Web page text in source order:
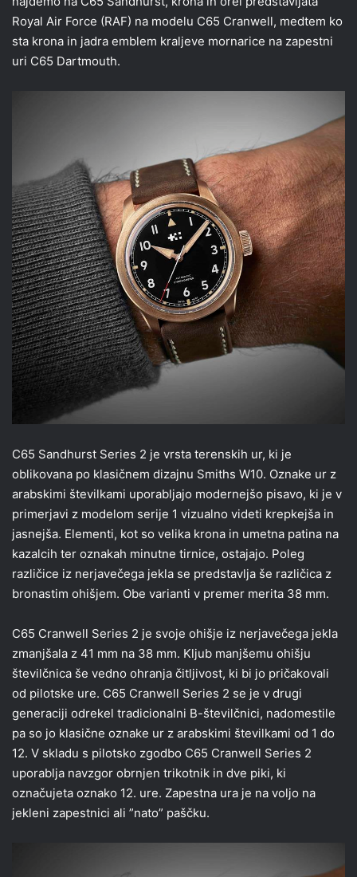
Royal Air Force (RAF) na modelu C65 Cranwell, medtem ko
sta krona in jadra emblem kraljeve mornarice na zapestni
uri C65 Dartmouth.
C65 Sandhurst Series 2 je vrsta terenskih ur, ki je
oblikovana po klasičnem dizajnu Smiths W10. Oznake ur z
arabskimi številkami uporabljajo modernejšo pisavo, ki je v
primerjavi z modelom serije 1 vizualno videti krepkejša in
jasnejša. Elementi, kot so velika krona in umetna patina na
kazalcih ter oznakah minutne tirnice, ostajajo. Poleg
različice iz nerjavečega jekla se predstavlja še različica z
bronastim ohišjem. Obe varianti v premer merita 38 mm.
C65 Cranwell Series 2 je svoje ohišje iz nerjavečega jekla
zmanjšala z 41 mm na 38 mm. Kljub manjšemu ohišju
številčnica še vedno ohranja čitljivost, ki bi jo pričakovali
od pilotske ure. C65 Cranwell Series 2 se je v drugi
generaciji odrekel tradicionalni B-številčnici, nadomestile
pa so jo klasične oznake ur z arabskimi številkami od 1 do
12. V skladu s pilotsko zgodbo C65 Cranwell Series 2
uporablja navzgor obrnjen trikotnik in dve piki, ki
označujeta oznako 12. ure. Zapestna ura je na voljo na
jekleni zapestnici ali ”nato” paščku.